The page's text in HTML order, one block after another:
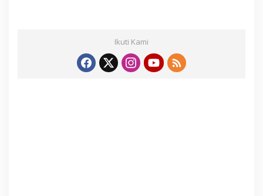
Ikuti Kami